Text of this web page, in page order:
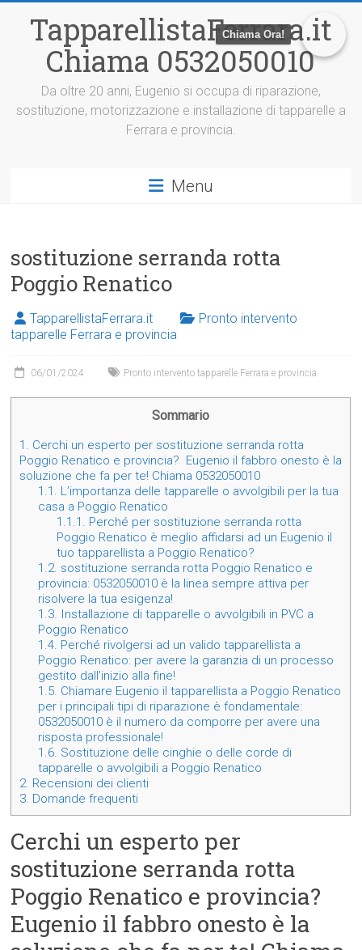
TapparellistaFerrara.it
Chiama 0532050010
Da oltre 20 anni, Eugenio si occupa di riparazione,
sostituzione, motorizzazione e installazione di tapparelle a
Ferrara e provincia.
Menu
sostituzione serranda rotta
Poggio Renatico
TapparellistaFerrara.it
Pronto intervento
tapparelle Ferrara e provincia
06/01/2024 Pronto intervento tapparelle Ferrara e provincia
Sommario
1. Cerchi un esperto per sostituzione serranda rotta
Poggio Renatico e provincia? Eugenio il fabbro onesto è la
soluzione che fa per te! Chiama 0532050010
1.1. L’importanza delle tapparelle o avvolgibili per la tua
casa a Poggio Renatico
1.1.1. Perché per sostituzione serranda rotta
Poggio Renatico è meglio affidarsi ad un Eugenio il
tuo tapparellista a Poggio Renatico?
1.2. sostituzione serranda rotta Poggio Renatico e
provincia: 0532050010 è la linea sempre attiva per
risolvere la tua esigenza!
1.3. Installazione di tapparelle o avvolgibili in PVC a
Poggio Renatico
1.4. Perché rivolgersi ad un valido tapparellista a
Poggio Renatico: per avere la garanzia di un processo
gestito dall’inizio alla fine!
1.5. Chiamare Eugenio il tapparellista a Poggio Renatico
per i principali tipi di riparazione è fondamentale:
0532050010 è il numero da comporre per avere una
risposta professionale!
1.6. Sostituzione delle cinghie o delle corde di
tapparelle o avvolgibili a Poggio Renatico
2. Recensioni dei clienti
3. Domande frequenti
Cerchi un esperto per
sostituzione serranda rotta
Poggio Renatico e provincia?
Eugenio il fabbro onesto è la
Chiama Ora!